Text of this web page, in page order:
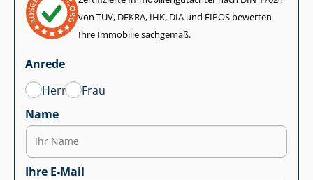
von TÜV, DEKRA, IHK, DIA und EIPOS bewerten
Ihre Immobilie sachgemäß.
Anrede
Herr
Frau
Name
Ihre E-Mail